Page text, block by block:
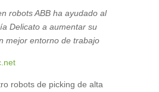
robots ABB ha ayudado al
Delicato a aumentar su
mejor entorno de trabajo
robots de picking de alta